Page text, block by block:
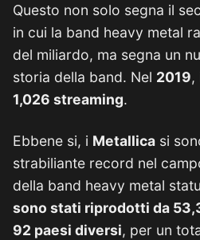
Questo non solo segna il
in cui la band heavy metal
del miliardo, ma segna un
storia della band. Nel 2019,
1,026 streaming.
Ebbene si, i Metallica si
strabiliante record nel
della band heavy metal
sono stati riprodotti da
92 paesi diversi, per un